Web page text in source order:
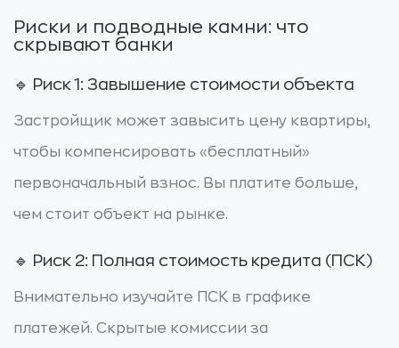
Риски и подводные камни: что
скрывают банки
🔹 Риск 1: Завышение стоимости объекта
Застройщик может завысить цену квартиры,
чтобы компенсировать «бесплатный»
первоначальный взнос. Вы платите больше,
чем стоит объект на рынке.
🔹 Риск 2: Полная стоимость кредита (ПСК)
Внимательно изучайте ПСК в графике
платежей. Скрытые комиссии за